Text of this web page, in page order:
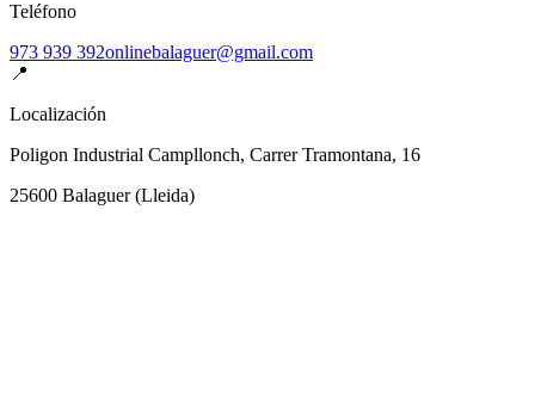
Teléfono
973 939 392onlinebalaguer@gmail.com
📍
Localización
Poligon Industrial Campllonch, Carrer Tramontana, 16
25600 Balaguer(Lleida)